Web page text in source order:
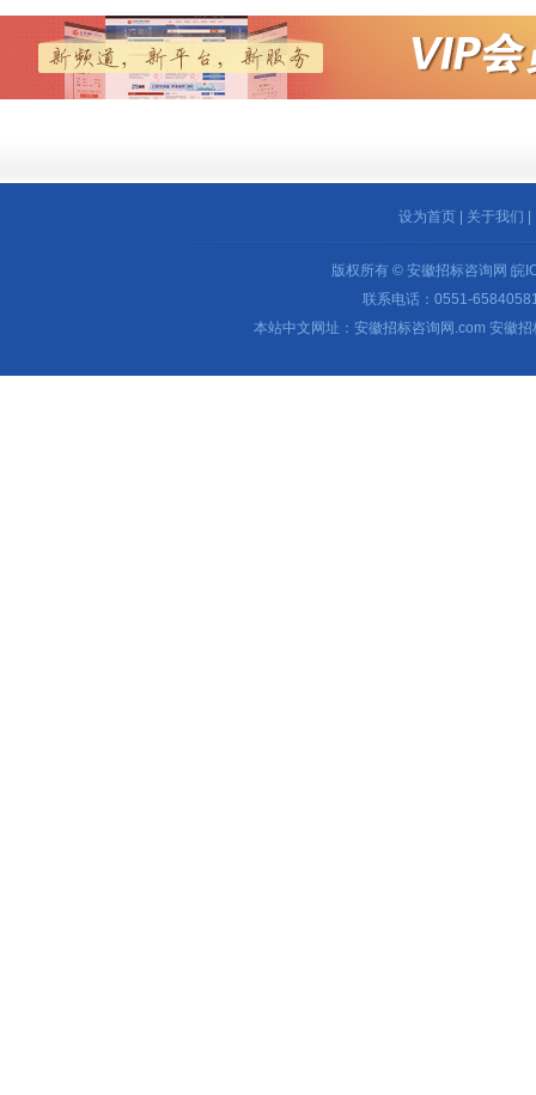
设为首页 关于我们
版权所有 © 安徽招标咨询网 皖
联系电话：0551-
本站中文网址：安徽招标咨询网.com 安徽